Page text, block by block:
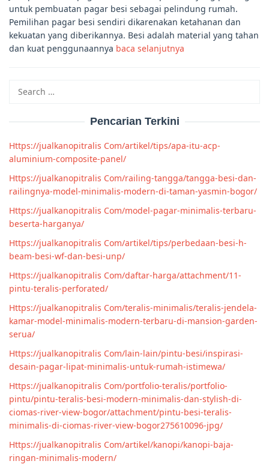
untuk pembuatan pagar besi sebagai pelindung rumah.
Pemilihan pagar besi sendiri dikarenakan ketahanan dan
kekuatan yang diberikannya. Besi adalah material yang tahan
dan kuat penggunaannya baca selanjutnya
for:
Pencarian Terkini
Https://jualkanopitralis Com/artikel/tips/apa-itu-acp-
aluminium-composite-panel/
Https://jualkanopitralis Com/railing-tangga/tangga-besi-dan-
railingnya-model-minimalis-modern-di-taman-yasmin-bogor/
Https://jualkanopitralis Com/model-pagar-minimalis-terbaru-
beserta-harganya/
Https://jualkanopitralis Com/artikel/tips/perbedaan-besi-h-
beam-besi-wf-dan-besi-unp/
Https://jualkanopitralis Com/daftar-harga/attachment/11-
pintu-teralis-perforated/
Https://jualkanopitralis Com/teralis-minimalis/teralis-jendela-
kamar-model-minimalis-modern-terbaru-di-mansion-garden-
serua/
Https://jualkanopitralis Com/lain-lain/pintu-besi/inspirasi-
desain-pagar-lipat-minimalis-untuk-rumah-istimewa/
Https://jualkanopitralis Com/portfolio-teralis/portfolio-
pintu/pintu-teralis-besi-modern-minimalis-dan-stylish-di-
ciomas-river-view-bogor/attachment/pintu-besi-teralis-
minimalis-di-ciomas-river-view-bogor275610096-jpg/
Https://jualkanopitralis Com/artikel/kanopi/kanopi-baja-
ringan-minimalis-modern/